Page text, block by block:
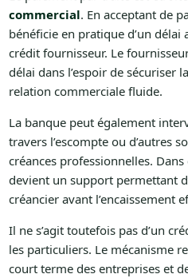
commercial. En acceptant de
bénéficie en pratique d’un
crédit fournisseur. Le
délai dans l’espoir de sécuriser
relation commerciale fluide.
La banque peut également
travers l’escompte ou d’autres
créances professionnelles.
devient un support permettant
créancier avant l’encaissement
Il ne s’agit toutefois pas d’un
les particuliers. Le mécanisme
court terme des entreprises et